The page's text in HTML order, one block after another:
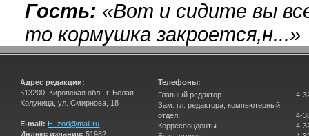
Гость: «Вот и сидите вы
то кормушка закроется,н...»
Адрес редакции:
613200, Кировская обл., г. Белая
Холуница, ул. Смирнова, 18
E-mail: H_zori@mail.ru
Индекс издания: 51982
Телефоны:
Главный редактор
Зам. гл. редактора, компьютерный
отдел
Корреспонденты
4-
4-
4-